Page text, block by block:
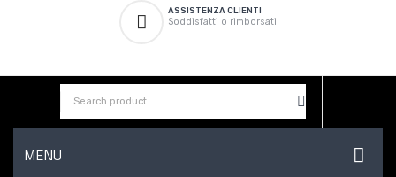
ASSISTENZA CLIENTI
Soddisfatti o rimborsati
MENU